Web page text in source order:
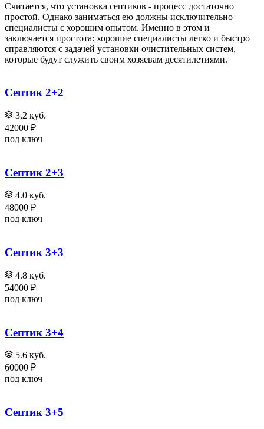
Считается, что установка септиков - процесс достаточно
простой. Однако заниматься ею должны исключительно
специалисты с хорошим опытом. Именно в этом и
заключается простота: хорошие специалисты легко и быстро
справляются с задачей установки очистительных систем,
которые будут служить своим хозяевам десятилетиями.
Септик 2+2
3,2 куб.
42000 ₽
под ключ
Септик 2+3
4.0 куб.
48000 ₽
под ключ
Септик 3+3
4.8 куб.
54000 ₽
под ключ
Септик 3+4
5.6 куб.
60000 ₽
под ключ
Септик 3+5